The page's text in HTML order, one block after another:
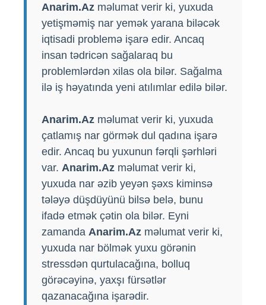
Anarim.Az məlumat verir ki, yuxuda
yetişməmiş nar yemək yarana biləcək
iqtisadi problemə işarə edir. Ancaq
insan tədricən sağalaraq bu
problemlərdən xilas ola bilər. Sağalma
ilə iş həyatında yeni atılımlar edilə bilər.
Anarim.Az məlumat verir ki, yuxuda
çatlamış nar görmək dul qadına işarə
edir. Ancaq bu yuxunun fərqli şərhləri
var. Anarim.Az məlumat verir ki,
yuxuda nar əzib yeyən şəxs kiminsə
tələyə düşdüyünü bilsə belə, bunu
ifadə etmək çətin ola bilər. Eyni
zamanda Anarim.Az məlumat verir ki,
yuxuda nar bölmək yuxu görənin
stressdən qurtulacağına, bolluq
görəcəyinə, yaxşı fürsətlər
qazanacağına işarədir.